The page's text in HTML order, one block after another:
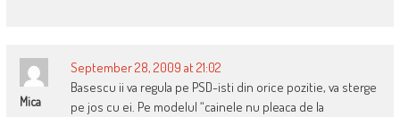
Mica
September 28, 2009 at 21:02
Basescu ii va regula pe PSD-isti din orice pozitie, va sterge
pe jos cu ei. Pe modelul “cainele nu pleaca de la